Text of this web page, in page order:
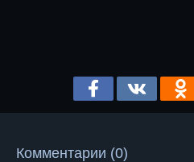
Комментарии (0)